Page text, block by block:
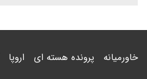
خاورمیانه پرونده هسته ای اروپا